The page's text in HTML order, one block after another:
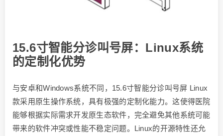
15.6寸智能分诊叫号屏：Linux系统
的定制化优势
与安卓和Windows系统不同，15.6寸智能分诊叫号屏 Linux
款采用原生操作系统，具有极强的定制化能力。这使得医院
能够根据实际需求开发原生态软件，完全避免其他系统可能
带来的软件冲突或性能不稳定问题。Linux的开源特性还允